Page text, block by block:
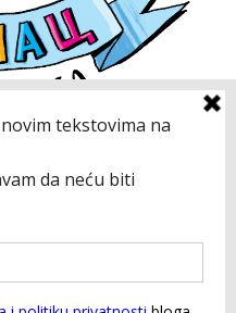
kolačiće.
su za
informacija o
kako bi